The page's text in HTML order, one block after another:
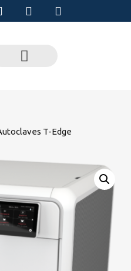
T-Edge